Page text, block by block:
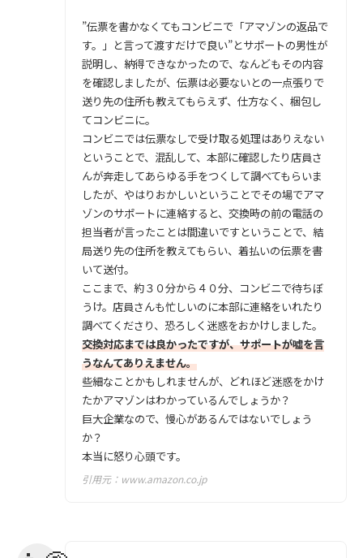
”伝票を書かなくてもコンビニで「アマゾンの返品で
す。」と言って渡すだけで良い”とサポートの男性が
説明し、納得できなかったので、なんどもその内容
を確認しましたが、伝票は必要ないとの一点張りで
送り先の住所も教えてもらえず、仕方なく、梱包し
てコンビニに。
コンビニでは伝票なしで受け取る処理はありえない
ということで、混乱して、本部に確認したり店員さ
んが奔走してあらゆる手をつくして調べてもらいま
したが、やはりおかしいということでその場でアマ
ゾンのサポートに連絡すると、交換時の前の電話の
担当者が言ったことは間違いですということで、結
局送り先の住所を教えてもらい、着払いの伝票を書
いて送付。
ここまで、約３０分から４０分、コンビニで待ちぼ
うけ。店員さんも忙しいのに本部に連絡をいれたり
調べてくださり、恐ろしく迷惑をおかけしました。
交換対応までは良かったですが、サポートが嘘を言
うなんてありえません。
些細なことかもしれませんが、どれほど迷惑をかけ
たかアマゾンはわかっているんでしょうか？
巨大企業なので、慢心があるんではないでしょう
か？
本当に怒り心頭です。
引用元： www.amazon.co.jp